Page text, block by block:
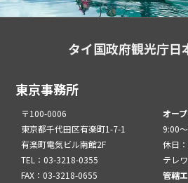
タイ国政府観光庁日
東京事務所
〒100-0006
東京都千代田区有楽町1-7-1
有楽町電気ビル南館2F
TEL：03-3218-0355
FAX：03-3218-0655
オー
9:00
休日
テレ
管轄